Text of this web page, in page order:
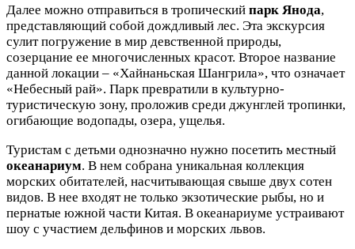
Далее можно отправиться в тропический парк Янода,
представляющий собой дождливый лес. Эта экскурсия
сулит погружение в мир девственной природы,
созерцание ее многочисленных красот. Второе название
данной локации – «Хайнаньская Шангрила», что означает
«Небесный рай». Парк превратили в культурно-
туристическую зону, проложив среди джунглей тропинки,
огибающие водопады, озера, ущелья.
Туристам с детьми однозначно нужно посетить местный
океанариум. В нем собрана уникальная коллекция
морских обитателей, насчитывающая свыше двух сотен
видов. В нее входят не только экзотические рыбы, но и
пернатые южной части Китая. В океанариуме устраивают
шоу с участием дельфинов и морских львов.